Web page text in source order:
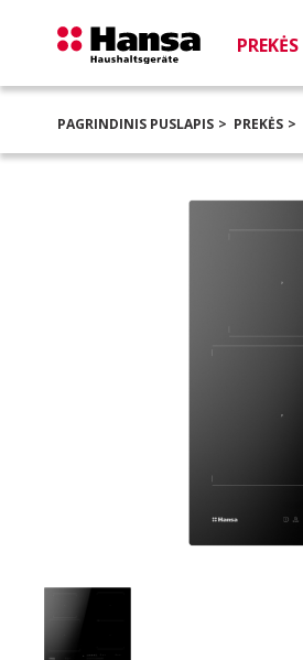
PREKĖS
PAGRINDINIS PUSLAPIS PREKĖS